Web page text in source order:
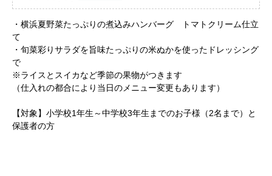
・横浜夏野菜たっぷりの煮込みハンバーグ トマトクリーム仕立
て
・旬菜彩りサラダを旨味たっぷりの米ぬかを使ったドレッシング
で
※ライスとスイカなど季節の果物がつきます
（仕入れの都合により当日のメニュー変更もあります）
【対象】小学校1年生～中学校3年生までのお子様（2名まで）と
保護者の方